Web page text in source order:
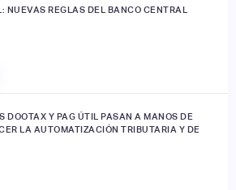
NUEVAS REGLAS DEL BANCO CENTRAL
DOOTAX Y PAG ÚTIL PASAN A MANOS DE
LA AUTOMATIZACIÓN TRIBUTARIA Y DE